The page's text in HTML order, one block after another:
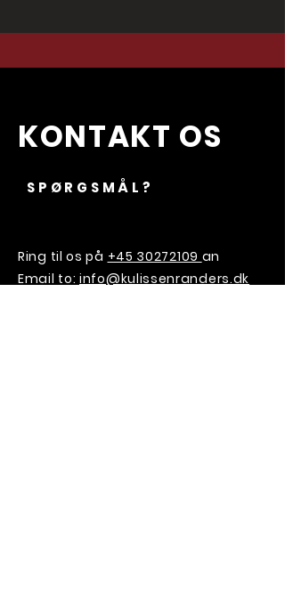
KONTAKT OS
SPØRGSMÅL?
Ring til os på +45 30272109 an
Email to: info@kulissenranders.dk